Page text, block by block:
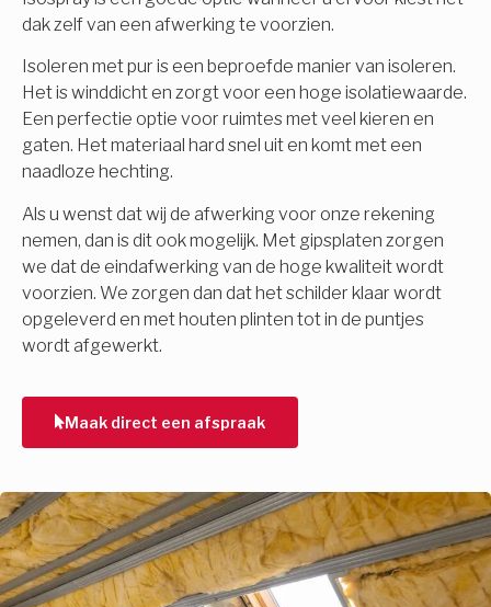
dak zelf van een afwerking te voorzien.
Isoleren met pur is een beproefde manier van isoleren.
Het is winddicht en zorgt voor een hoge isolatiewaarde.
Een perfectie optie voor ruimtes met veel kieren en
gaten. Het materiaal hard snel uit en komt met een
naadloze hechting.
Als u wenst dat wij de afwerking voor onze rekening
nemen, dan is dit ook mogelijk. Met gipsplaten zorgen
we dat de eindafwerking van de hoge kwaliteit wordt
voorzien. We zorgen dan dat het schilder klaar wordt
opgeleverd en met houten plinten tot in de puntjes
wordt afgewerkt.
Maak direct een afspraak